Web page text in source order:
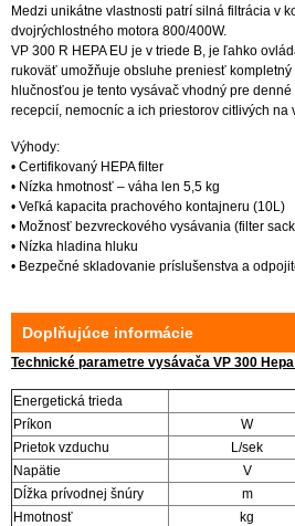
Medzi unikátne vlastnosti patrí silná filtrácia v
dvojrýchlostného motora 800/400W.
VP 300 R HEPA EU je v triede B, je ľahko
rukoväť umožňuje obsluhe preniesť kompletný
hlučnosťou je tento vysávač vhodný pre
recepcií, nemocníc a ich priestorov citlivých na
Výhody:
• Certifikovaný HEPA filter
• Nízka hmotnosť – váha len 5,5 kg
• Veľká kapacita prachového kontajneru (10L)
• Možnosť bezvreckového vysávania (filter
• Nízka hladina hluku
• Bezpečné skladovanie príslušenstva a
Doplňujúce informácie
Technické parametre vysávača VP 300
Energetická trieda
Príkon
W
Prietok vzduchu
L/sek
Napätie
V
Dĺžka prívodnej šnúry
m
Hmotnosť
kg